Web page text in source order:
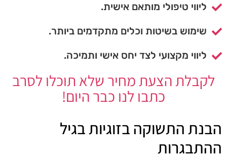
ליווי טיפולי מותאם אישית.
שימוש בשיטות וכלים מתקדמים ביותר.
ליווי מקצועי לצד יחס אישי ותמיכה.
לקבלת הצעת מחיר שלא תוכלו לסרב
כתבו לנו כבר היום!
הבנת התשוקה בזוגיות בגיל
ההתבגרות